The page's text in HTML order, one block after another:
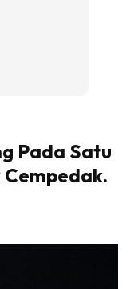
Pada Satu
Cempedak.